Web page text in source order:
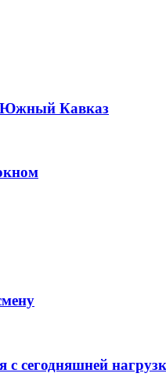
Южный Кавказ
с сегодняшней